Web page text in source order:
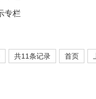
专栏
共11条记录 首页